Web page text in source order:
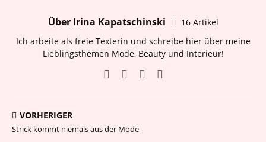
Über Irina Kapatschinski
16 Artikel
Ich arbeite als freie Texterin und schreibe hier über meine
Lieblingsthemen Mode, Beauty und Interieur!
VORHERIGER
Strick kommt niemals aus der Mode